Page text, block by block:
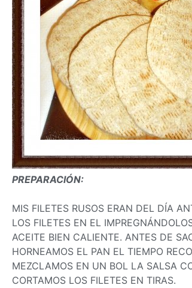
PREPARACIÓN:
MIS FILETES RUSOS ERAN DEL DÍA
LOS FILETES EN EL
ACEITE BIEN CALIENTE. ANTES DE
HORNEAMOS EL PAN EL TIEMPO
MEZCLAMOS EN UN BOL LA SALSA
CORTAMOS LOS FILETES EN TIRAS.